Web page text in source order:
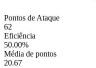
Pontos de Ataque
62
Eficiência
50.00%
Média de pontos
20.67